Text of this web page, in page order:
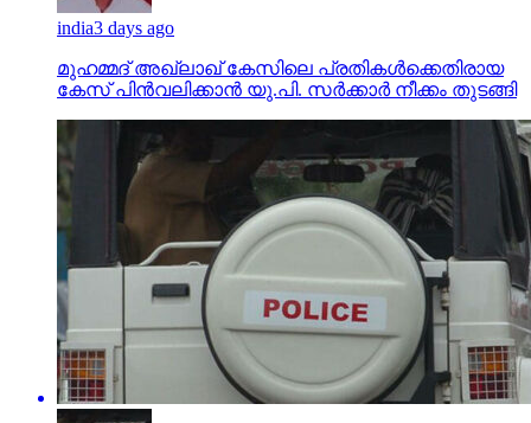
india3 days ago
മുഹമ്മദ് അഖ്‌ലാഖ് കേസിലെ പ്രതികള്‍ക്കെതിരായ
കേസ് പിന്‍വലിക്കാന്‍ യു.പി. സര്‍ക്കാര്‍ നീക്കം തുടങ്ങി